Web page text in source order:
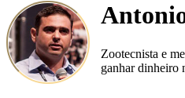
Zootecnista e
ganhar dinheiro